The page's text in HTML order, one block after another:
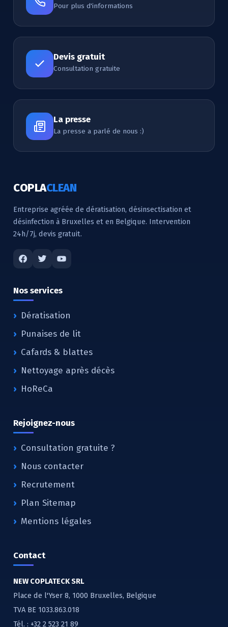
Pour plus d'informations
Devis gratuit
Consultation gratuite
La presse
La presse a parlé de nous :)
COPLACLEAN
Entreprise agréée de dératisation, désinsectisation et
désinfection à Bruxelles et en Belgique. Intervention
24h/7j, devis gratuit.
Nos services
Dératisation
Punaises de lit
Cafards & blattes
Nettoyage après décès
HoReCa
Rejoignez-nous
Consultation gratuite ?
Nous contacter
Recrutement
Plan Sitemap
Mentions légales
Contact
NEW COPLATECK SRL
Place de l'Yser 8, 1000 Bruxelles, Belgique
TVA BE 1033.863.018
Tél. : +32 2 523 21 89